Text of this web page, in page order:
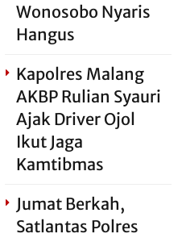
Wonosobo Nyaris
Hangus
Kapolres Malang
AKBP Rulian Syauri
Ajak Driver Ojol
Ikut Jaga
Kamtibmas
Jumat Berkah,
Satlantas Polres